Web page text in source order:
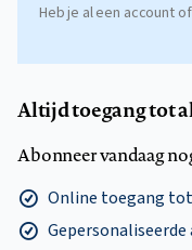
Heb je al een account
Altijd toegang tot
Abonneer vandaag
Online toegang